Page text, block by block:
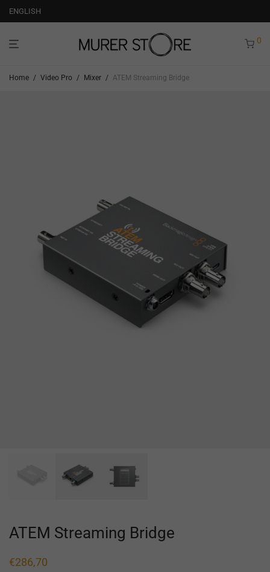
ENGLISH
0
Home / Video Pro / Mixer / ATEM Streaming Bridge
ATEM Streaming Bridge
€286,70